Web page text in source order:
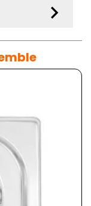
keyboard_arrow_down